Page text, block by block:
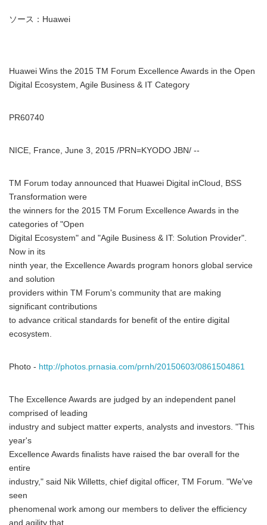
ソース：Huawei
Huawei Wins the 2015 TM Forum Excellence Awards in the Open
Digital Ecosystem, Agile Business & IT Category
PR60740
NICE, France, June 3, 2015 /PRN=KYODO JBN/ --
TM Forum today announced that Huawei Digital inCloud, BSS
Transformation were
the winners for the 2015 TM Forum Excellence Awards in the
categories of "Open
Digital Ecosystem" and "Agile Business & IT: Solution Provider".
Now in its
ninth year, the Excellence Awards program honors global service
and solution
providers within TM Forum's community that are making
significant contributions
to advance critical standards for benefit of the entire digital
ecosystem.
Photo - http://photos.prnasia.com/prnh/20150603/0861504861
The Excellence Awards are judged by an independent panel
comprised of leading
industry and subject matter experts, analysts and investors. "This
year's
Excellence Awards finalists have raised the bar overall for the
entire
industry," said Nik Willetts, chief digital officer, TM Forum. "We've
seen
phenomenal work among our members to deliver the efficiency
and agility that